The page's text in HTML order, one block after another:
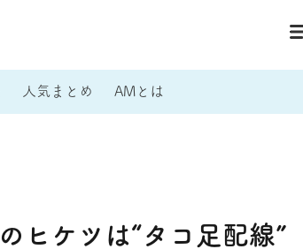
人気まとめ AMとは
ヒケツは“タコ足配線”